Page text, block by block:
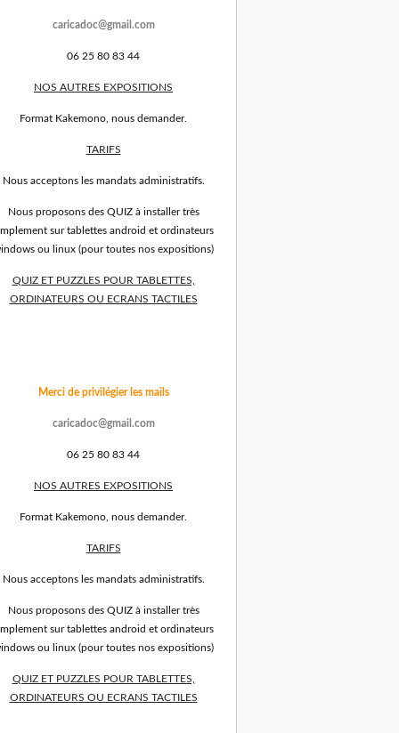
caricadoc@gmail.com
06 25 80 83 44
NOS AUTRES EXPOSITIONS
Format Kakemono, nous demander.
TARIFS
Nous acceptons les mandats administratifs.
Nous proposons des QUIZ à installer très
sur tablettes android et ordinateurs
ou linux (pour toutes nos expositions)
QUIZ ET PUZZLES POUR TABLETTES,
ORDINATEURS OU ECRANS TACTILES
Merci de privilégier les mails
caricadoc@gmail.com
06 25 80 83 44
NOS AUTRES EXPOSITIONS
Format Kakemono, nous demander.
TARIFS
Nous acceptons les mandats administratifs.
Nous proposons des QUIZ à installer très
sur tablettes android et ordinateurs
ou linux (pour toutes nos expositions)
QUIZ ET PUZZLES POUR TABLETTES,
ORDINATEURS OU ECRANS TACTILES